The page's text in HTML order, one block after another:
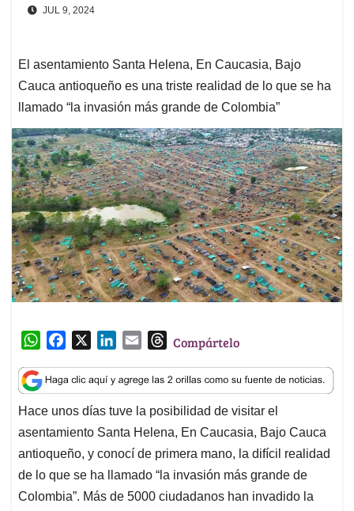
JUL 9, 2024
El asentamiento Santa Helena, En Caucasia, Bajo
Cauca antioqueño es una triste realidad de lo que se ha
llamado “la invasión más grande de Colombia”
W
a
t
s
A
p
p
c
e
b
o
o
k
n
k
e
d
I
n
a
i
l
T
r
e
a
d
s
Compártelo
Hace unos días tuve la posibilidad de visitar el
asentamiento Santa Helena, En Caucasia, Bajo Cauca
antioqueño, y conocí de primera mano, la difícil realidad
de lo que se ha llamado “la invasión más grande de
Colombia”. Más de 5000 ciudadanos han invadido la